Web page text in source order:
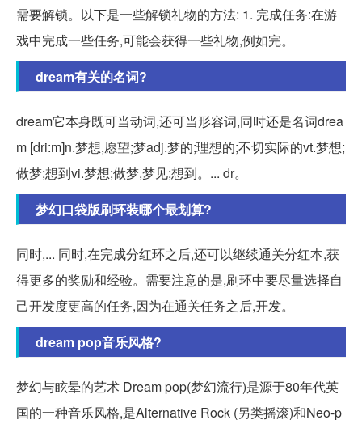
需要解锁。以下是一些解锁礼物的方法: 1. 完成任务:在游
戏中完成一些任务,可能会获得一些礼物,例如完。
dream有关的名词?
dream它本身既可当动词,还可当形容词,同时还是名词drea
m [dri:m]n.梦想,愿望;梦adj.梦的;理想的;不切实际的vt.梦想;
做梦;想到vi.梦想;做梦,梦见;想到。... dr。
梦幻口袋版刷环装哪个最划算?
同时,... 同时,在完成分红环之后,还可以继续通关分红本,获
得更多的奖励和经验。需要注意的是,刷环中要尽量选择自
己开发度更高的任务,因为在通关任务之后,开发。
dream pop音乐风格?
梦幻与眩晕的艺术 Dream pop(梦幻流行)是源于80年代英
国的一种音乐风格,是Alternative Rock (另类摇滚)和Neo-p